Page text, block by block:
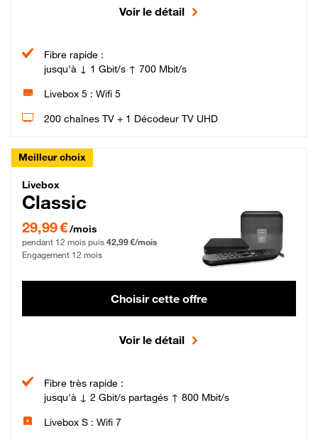
Voir le détail
Fibre rapide :
jusqu'à ↓ 1 Gbit/s ↑ 700 Mbit/s
Livebox 5 : Wifi 5
200 chaînes TV + 1 Décodeur TV UHD
Meilleur choix
Livebox Classic Fibre
Livebox
Classic
29,99 € par mois pendant 12 mois puis 42,99 € par mois, Engagement 12 mois
29,99 €/mois
pendant 12 mois puis 42,99 €/mois
Engagement 12 mois
Choisir cette offre
Voir le détail
Fibre très rapide :
jusqu'à ↓ 2 Gbit/s partagés ↑ 800 Mbit/s
Livebox S : Wifi 7